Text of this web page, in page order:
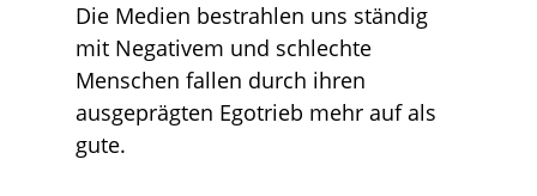
Die Medien bestrahlen uns ständig
mit Negativem und schlechte
Menschen fallen durch ihren
ausgeprägten Egotrieb mehr auf als
gute.